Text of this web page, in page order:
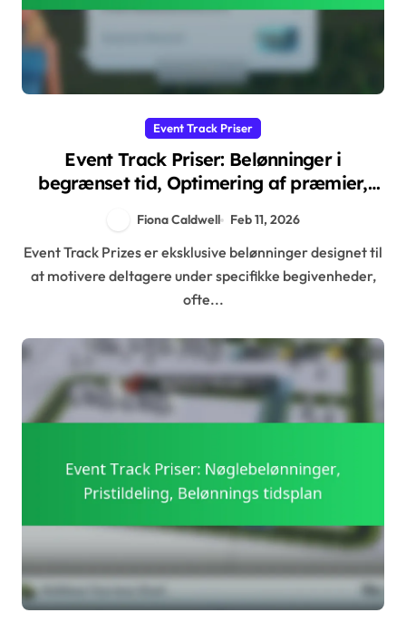
Event Track Priser
Event Track Priser: Belønninger i
begrænset tid, Optimering af præmier,
Fiona Caldwell Feb 11, 2026
Event Track Prizes er eksklusive belønninger designet til
at motivere deltagere under specifikke begivenheder,
ofte...